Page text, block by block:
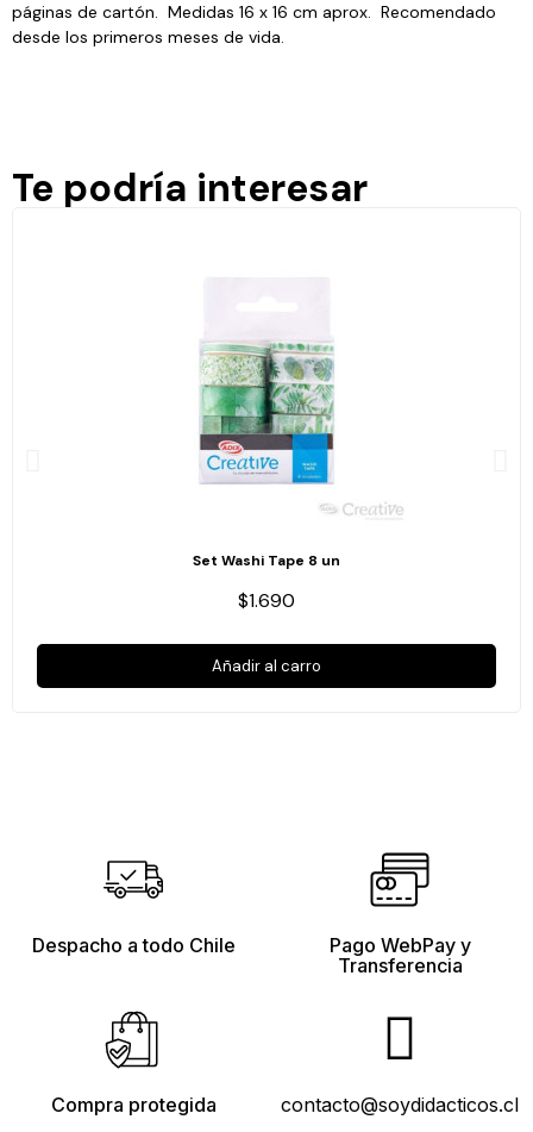
páginas de cartón. Medidas 16 x 16 cm aprox. Recomendado
desde los primeros meses de vida.
Te podría interesar
Set Washi Tape 8 un
$1.690
Añadir al carro
Despacho a todo Chile
Pago WebPay y
Transferencia
Compra protegida contacto@soydidacticos.cl